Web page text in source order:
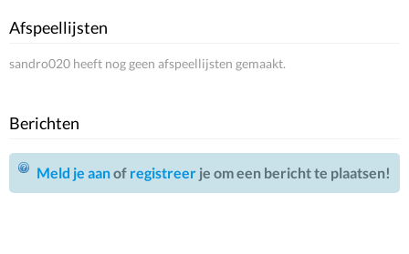
Afspeellijsten
sandro020 heeft nog geen afspeellijsten gemaakt.
Berichten
Meld je aanof registreer je om een bericht te plaatsen!